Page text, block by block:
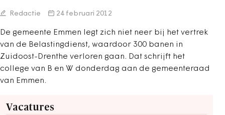
Redactie 24 februari 2012
De gemeente Emmen legt zich niet neer bij het vertrek
van de Belastingdienst, waardoor 300 banen in
Zuidoost-Drenthe verloren gaan. Dat schrijft het
college van B en W donderdag aan de gemeenteraad
van Emmen.
Vacatures